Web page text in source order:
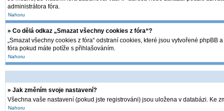
administrátora fóra.
Nahoru
» Co dělá odkaz „Smazat všechny cookies z fóra“?
„Smazat všechny cookies z fóra“ odstraní cookies, které jsou vytvořené
fóra pokud máte potíže s přihlašováním.
Nahoru
» Jak změním svoje nastavení?
Všechna vaše nastavení (pokud jste registrováni) jsou uložena v databázi. Ke
Nahoru